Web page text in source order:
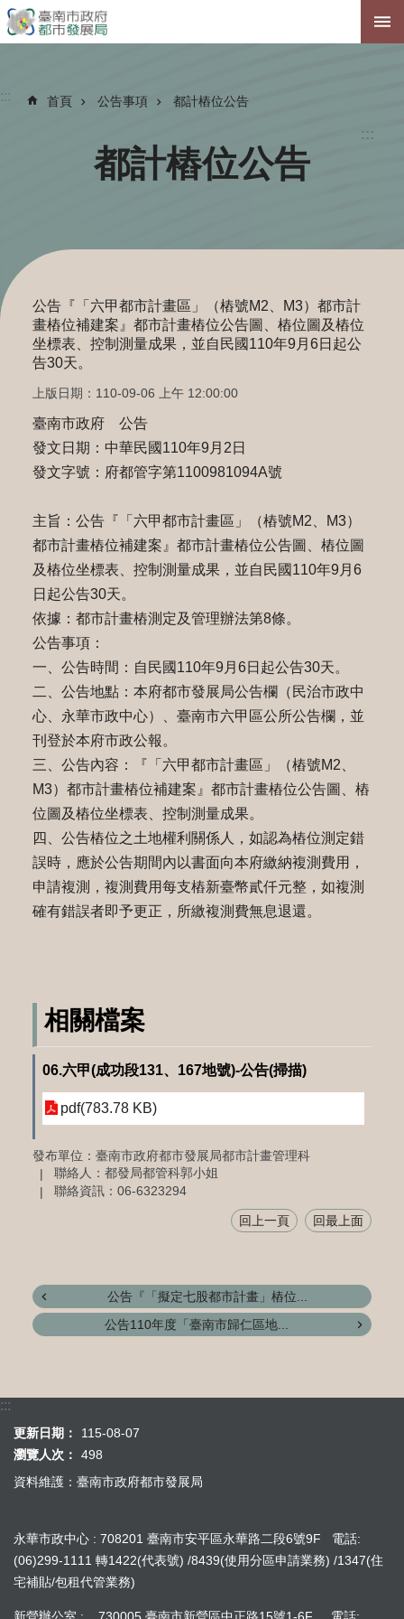
跳到主要內容區塊
:::
::: 首頁 公告事項 都計樁位公告
都計樁位公告
公告『「六甲都市計畫區」（樁號M2、M3）都市計
畫樁位補建案』都市計畫樁位公告圖、樁位圖及樁位
坐標表、控制測量成果，並自民國110年9月6日起公
告30天。
上版日期：110-09-06 上午 12:00:00
臺南市政府 公告
發文日期：中華民國110年9月2日
發文字號：府都管字第1100981094A號
主旨：公告『「六甲都市計畫區」（樁號M2、M3）
都市計畫樁位補建案』都市計畫樁位公告圖、樁位圖
及樁位坐標表、控制測量成果，並自民國110年9月6
日起公告30天。
依據：都市計畫樁測定及管理辦法第8條。
公告事項：
一、公告時間：自民國110年9月6日起公告30天。
二、公告地點：本府都市發展局公告欄（民治市政中
心、永華市政中心）、臺南市六甲區公所公告欄，並
刊登於本府市政公報。
三、公告內容：『「六甲都市計畫區」（樁號M2、
M3）都市計畫樁位補建案』都市計畫樁位公告圖、樁
位圖及樁位坐標表、控制測量成果。
四、公告樁位之土地權利關係人，如認為樁位測定錯
誤時，應於公告期間內以書面向本府繳納複測費用，
申請複測，複測費用每支樁新臺幣貳仟元整，如複測
確有錯誤者即予更正，所繳複測費無息退還。
相關檔案
06.六甲(成功段131、167地號)-公告(掃描)
pdf(783.78 KB)
發布單位：臺南市政府都市發展局都市計畫管理科
聯絡人：都發局都管科郭小姐
聯絡資訊：06-6323294
回上一頁 回最上面
公告『「擬定七股都市計畫」樁位...
公告110年度「臺南市歸仁區地...
:::
更新日期：
115-08-07
瀏覽人次：
498
資料維護：臺南市政府都市發展局
永華市政中心 : 708201 臺南市安平區永華路二段6號9F 電話:
(06)299-1111 轉1422(代表號) /8439(使用分區申請業務) /1347(住
宅補貼/包租代管業務)